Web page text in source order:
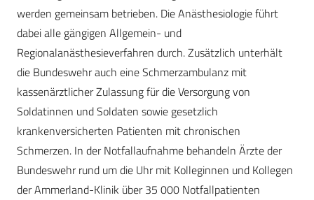
werden gemeinsam betrieben. Die Anästhesiologie führt
dabei alle gängigen Allgemein- und
Regionalanästhesieverfahren durch. Zusätzlich unterhält
die Bundeswehr auch eine Schmerzambulanz mit
kassenärztlicher Zulassung für die Versorgung von
Soldatinnen und Soldaten sowie gesetzlich
krankenversicherten Patienten mit chronischen
Schmerzen. In der Notfallaufnahme behandeln Ärzte der
Bundeswehr rund um die Uhr mit Kolleginnen und Kollegen
der Ammerland-Klinik über 35 000 Notfallpatienten